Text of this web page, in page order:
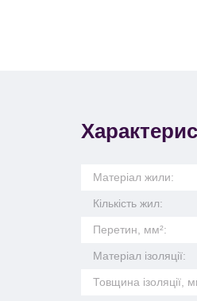
Матеріал жили:
Кількість жил:
Перетин, мм²:
Матеріал ізоляції:
Товщина ізоляції,